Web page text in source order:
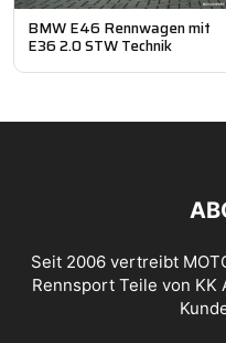
BMW E46 Rennwagen mit
E36 2.0 STW Technik
Seit 2006 vertreibt
Rennsport Teile von KK